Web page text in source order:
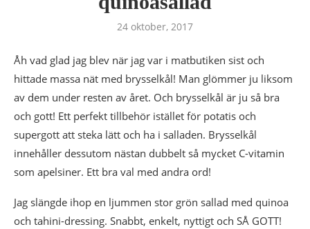
24 oktober, 2017
Åh vad glad jag blev när jag var i matbutiken sist och
hittade massa nät med brysselkål! Man glömmer ju liksom
av dem under resten av året. Och brysselkål är ju så bra
och gott! Ett perfekt tillbehör istället för potatis och
supergott att steka lätt och ha i salladen. Brysselkål
innehåller dessutom nästan dubbelt så mycket C-vitamin
som apelsiner. Ett bra val med andra ord!
Jag slängde ihop en ljummen stor grön sallad med quinoa
och tahini-dressing. Snabbt, enkelt, nyttigt och SÅ GOTT!